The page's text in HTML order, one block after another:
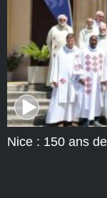
Nice : 150 ans